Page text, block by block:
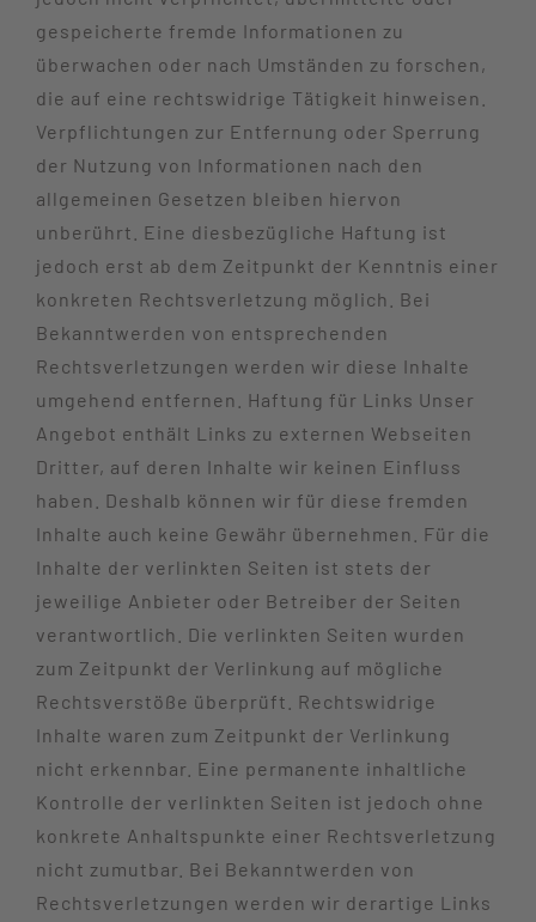
gespeicherte fremde Informationen zu
überwachen oder nach Umständen zu forschen,
die auf eine rechtswidrige Tätigkeit hinweisen.
Verpflichtungen zur Entfernung oder Sperrung
der Nutzung von Informationen nach den
allgemeinen Gesetzen bleiben hiervon
unberührt. Eine diesbezügliche Haftung ist
jedoch erst ab dem Zeitpunkt der Kenntnis einer
konkreten Rechtsverletzung möglich. Bei
Bekanntwerden von entsprechenden
Rechtsverletzungen werden wir diese Inhalte
umgehend entfernen. Haftung für Links Unser
Angebot enthält Links zu externen Webseiten
Dritter, auf deren Inhalte wir keinen Einfluss
haben. Deshalb können wir für diese fremden
Inhalte auch keine Gewähr übernehmen. Für die
Inhalte der verlinkten Seiten ist stets der
jeweilige Anbieter oder Betreiber der Seiten
verantwortlich. Die verlinkten Seiten wurden
zum Zeitpunkt der Verlinkung auf mögliche
Rechtsverstöße überprüft. Rechtswidrige
Inhalte waren zum Zeitpunkt der Verlinkung
nicht erkennbar. Eine permanente inhaltliche
Kontrolle der verlinkten Seiten ist jedoch ohne
konkrete Anhaltspunkte einer Rechtsverletzung
nicht zumutbar. Bei Bekanntwerden von
Rechtsverletzungen werden wir derartige Links